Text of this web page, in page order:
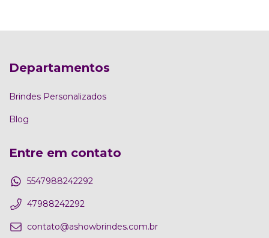
Departamentos
Brindes Personalizados
Blog
Entre em contato
5547988242292
47988242292
contato@ashowbrindes.com.br